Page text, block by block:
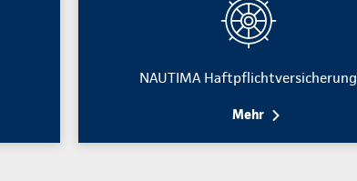
NAUTIMA Haftpflichtversicherung
Mehr